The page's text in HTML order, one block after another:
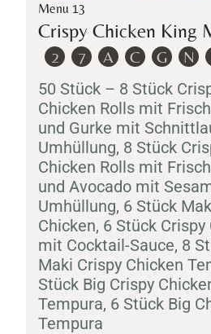
Menu 13
Crispy Chicken King
2 7 A C G N
50 Stück – 8 Stück
Chicken Rolls mit
und Gurke mit
Umhüllung, 8 Stück
Chicken Rolls mit
und Avocado mit
Umhüllung, 6 Stück
Chicken, 6 Stück Crispy
mit Cocktail-Sauce, 8
Maki Crispy Chicken
Stück Big Crispy
Tempura, 6 Stück Big
Tempura
TISCH